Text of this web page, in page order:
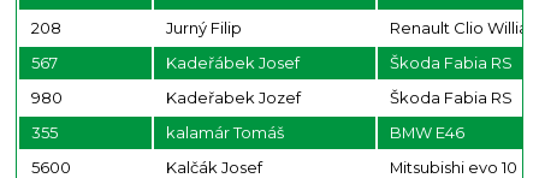
208
Jurný Filip
Renault Clio
567
Kadeřábek Josef
Škoda Fabia RS
980
Kadeřabek Jozef
Škoda Fabia RS
355
kalamár Tomáš
BMW E46
5600
Kalčák Josef
Mitsubishi evo 10